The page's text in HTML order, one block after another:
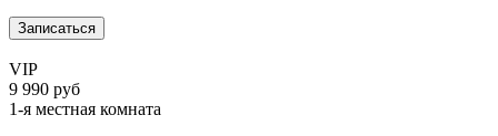
Записаться
VIP
9 990 руб
1-я местная комната